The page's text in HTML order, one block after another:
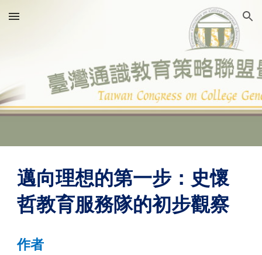
Skip to main content Skip to navigation
邁向理想的第一步：史懷
哲教育服務隊的初步觀察
作者